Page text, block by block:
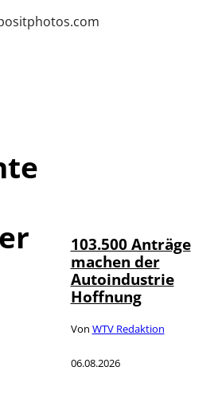
103.500 Anträge
machen der
Autoindustrie
Hoffnung
Von WTV Redaktion
06.08.2026